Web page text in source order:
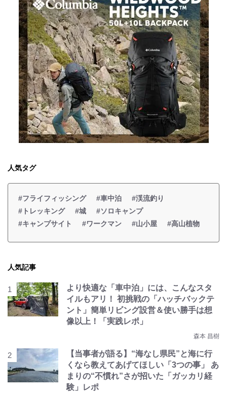
人気タグ
#フライフィッシング #車中泊
#渓流釣り
#トレッキング
#城
#ソロキャンプ
#キャンプサイト
#ワークマン #山小屋 #高山植物
人気記事
より快適な「車中泊」には、こんなスタ
イルもアリ！ 初挑戦の「ハッチバックテ
ント」簡単リビング設営＆使い勝手は想
像以上！「実践レポ」
森本 昌樹
【当事者が語る】“海なし県民”と海に行
くなら教えてあげてほしい「3つの事」 あ
まりの“不慣れ”さが招いた「ガッカリ経
験」レポ